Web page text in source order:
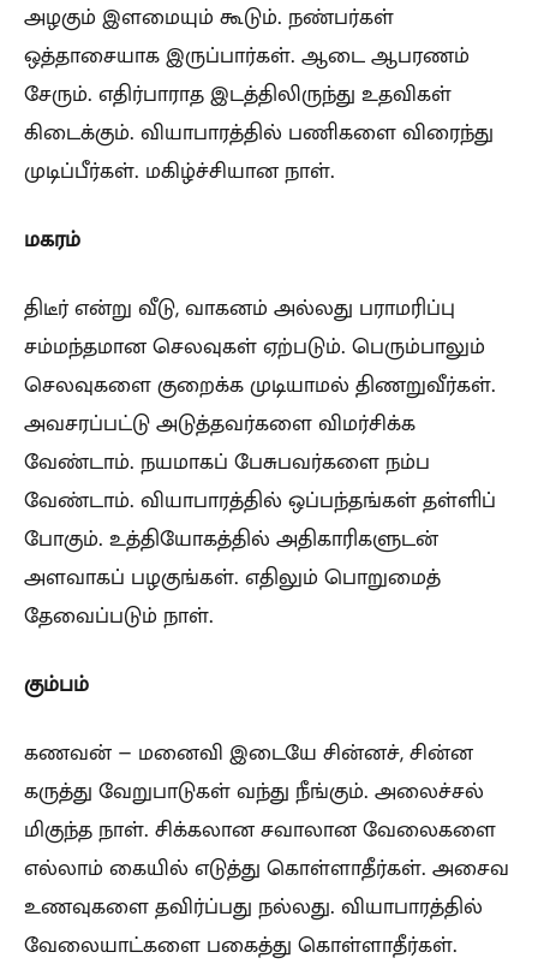
அழகும் இளமையும் கூடும். நண்பர்கள்
ஒத்தாசையாக இருப்பார்கள். ஆடை ஆபரணம்
சேரும். எதிர்பாராத இடத்திலிருந்து உதவிகள்
கிடைக்கும். வியாபாரத்தில் பணிகளை விரைந்து
முடிப்பீர்கள். மகிழ்ச்சியான நாள்.
மகரம்
திடீர் என்று வீடு, வாகனம் அல்லது பராமரிப்பு
சம்மந்தமான செலவுகள் ஏற்படும். பெரும்பாலும்
செலவுகளை குறைக்க முடியாமல் திணறுவீர்கள்.
அவசரப்பட்டு அடுத்தவர்களை விமர்சிக்க
வேண்டாம். நயமாகப் பேசுபவர்களை நம்ப
வேண்டாம். வியாபாரத்தில் ஒப்பந்தங்கள் தள்ளிப்
போகும்‌. உத்தியோகத்தில் அதிகாரிகளுடன்
அளவாகப் பழகுங்கள். எதிலும் பொறுமைத்
தேவைப்படும் நாள்.
கும்பம்
கணவன் – மனைவி இடையே சின்னச், சின்ன
கருத்து வேறுபாடுகள் வந்து நீங்கும். அலைச்சல்
மிகுந்த நாள். சிக்கலான சவாலான வேலைகளை
எல்லாம் கையில் எடுத்து கொள்ளாதீர்கள். அசைவ
உணவுகளை தவிர்ப்பது நல்லது. வியாபாரத்தில்
வேலையாட்களை பகைத்து கொள்ளாதீர்கள்.